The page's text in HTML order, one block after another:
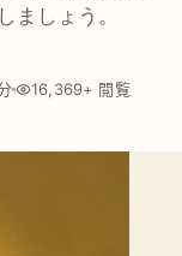
ましょう。
16,369+ 閲覧